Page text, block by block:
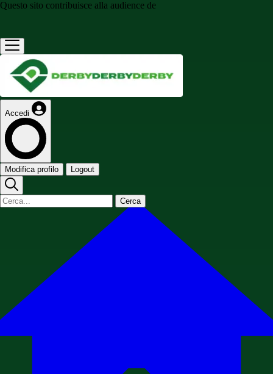
Questo sito contribuisce alla audience de
Accedi
Modifica profilo Logout
Cerca